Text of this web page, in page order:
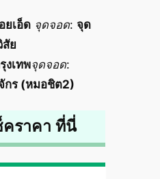
ยเอ็ด จุดจอด: จุด
สัย
งเทพจุดจอด:
กร (หมอชิต2)
คราคา ที่นี่